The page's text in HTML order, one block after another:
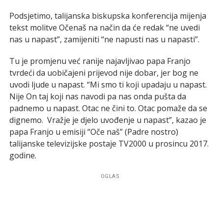
Podsjetimo, talijanska biskupska konferencija mijenja
tekst molitve Očenaš na način da će redak “ne uvedi
nas u napast”, zamijeniti “ne napusti nas u napasti”.
Tu je promjenu već ranije najavljivao papa Franjo
tvrdeći da uobičajeni prijevod nije dobar, jer bog ne
uvodi ljude u napast. “Mi smo ti koji upadaju u napast.
Nije On taj koji nas navodi pa nas onda pušta da
padnemo u napast. Otac ne čini to. Otac pomaže da se
dignemo. Vražje je djelo uvođenje u napast”, kazao je
papa Franjo u emisiji “Oče naš” (Padre nostro)
talijanske televizijske postaje TV2000 u prosincu 2017.
godine.
OGLAS